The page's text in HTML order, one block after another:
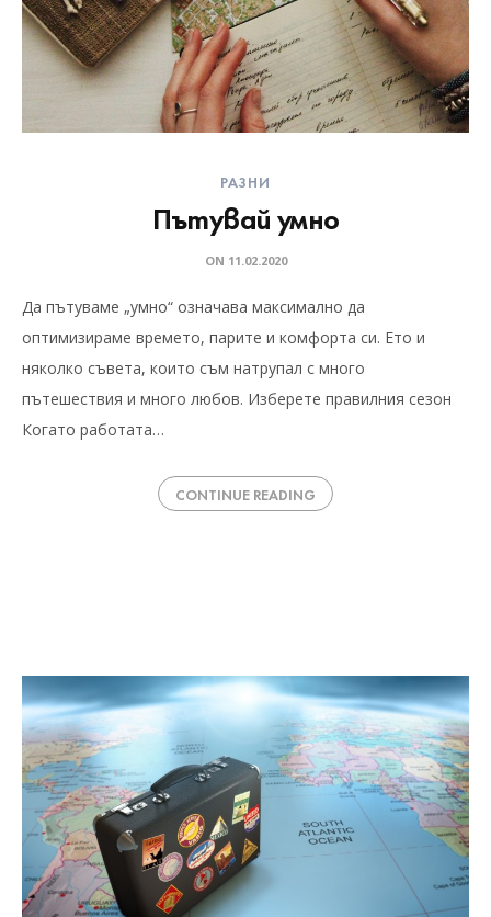
РАЗНИ
Пътувай умно
ON 11.02.2020
Да пътуваме „умно“ означава максимално да
оптимизираме времето, парите и комфорта си. Ето и
няколко съвета, които съм натрупал с много
пътешествия и много любов. Изберете правилния сезон
Когато работата…
CONTINUE READING